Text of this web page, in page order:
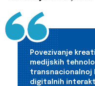
Povezivanje
medijskih
transnacionalnoj
digitalnih